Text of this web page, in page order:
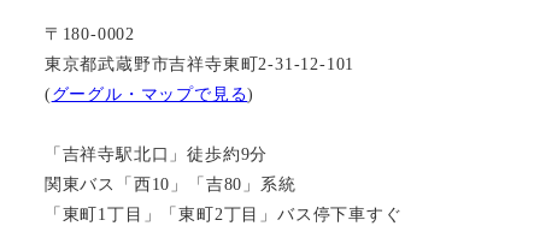
〒180-0002
東京都武蔵野市吉祥寺東町2-31-12-101
(グーグル・マップで見る)
「吉祥寺駅北口」徒歩約9分
関東バス「西10」「吉80」系統
「東町1丁目」「東町2丁目」バス停下車すぐ